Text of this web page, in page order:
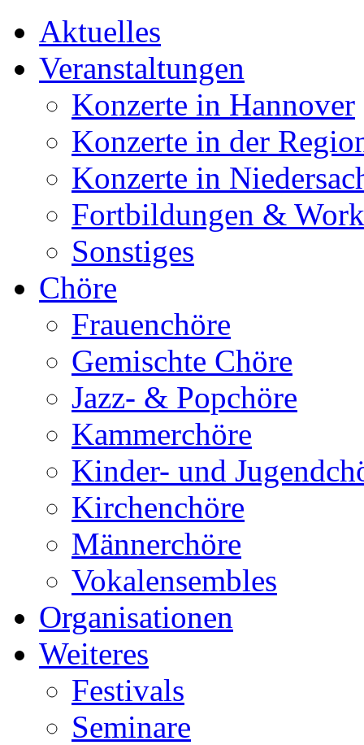
Aktuelles
Veranstaltungen
Konzerte in Hannover
Konzerte in der
Konzerte in
Fortbildungen &
Sonstiges
Chöre
Frauenchöre
Gemischte Chöre
Jazz- & Popchöre
Kammerchöre
Kinder- und
Kirchenchöre
Männerchöre
Vokalensembles
Organisationen
Weiteres
Festivals
Seminare